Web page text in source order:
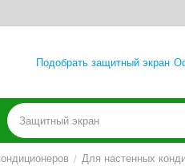
Подобрать защитный экран
/ Для настенных